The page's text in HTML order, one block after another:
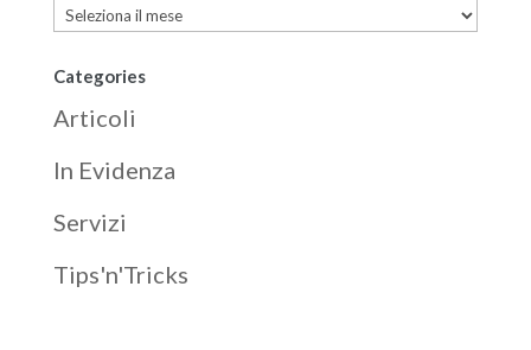
Archives
Categories
Articoli
In Evidenza
Servizi
Tips'n'Tricks